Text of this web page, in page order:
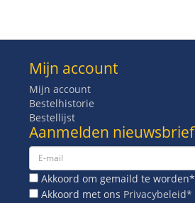
Mijn account
Mijn account
Bestelhistorie
Bestellijst
Aanmelden nieuwsbrief
Akkoord om gemaild te worden*
Akkoord met ons Privacybeleid*